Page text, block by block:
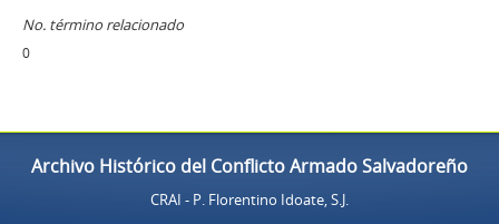
No. término relacionado
0
Archivo Histórico del Conflicto Armado Salvadoreño
CRAI - P. Florentino Idoate, S.J.